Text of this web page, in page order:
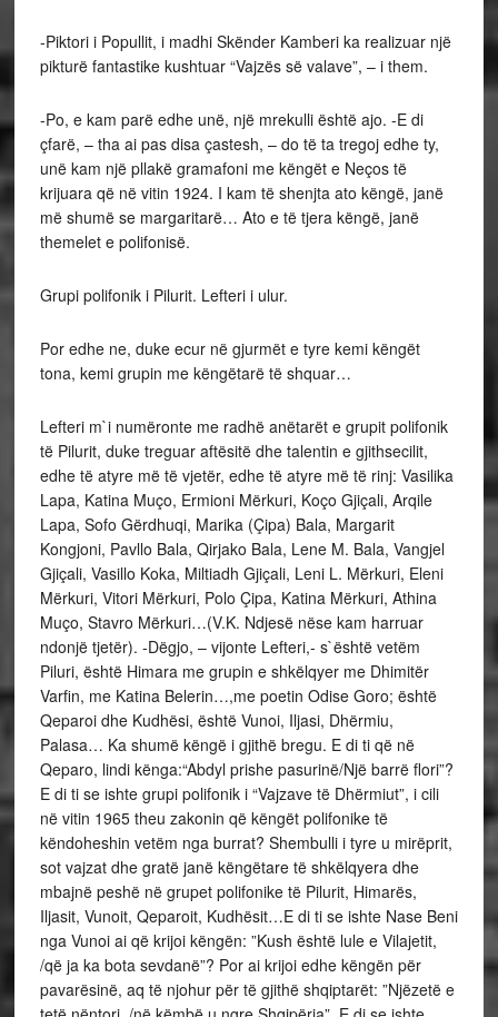
-Piktori i Popullit, i madhi Skënder Kamberi ka realizuar një
pikturë fantastike kushtuar “Vajzës së valave”, – i them.
-Po, e kam parë edhe unë, një mrekulli është ajo. -E di
çfarë, – tha ai pas disa çastesh, – do të ta tregoj edhe ty,
unë kam një pllakë gramafoni me këngët e Neços të
krijuara që në vitin 1924. I kam të shenjta ato këngë, janë
më shumë se margaritarë… Ato e të tjera këngë, janë
themelet e polifonisë.
Grupi polifonik i Pilurit. Lefteri i ulur.
Por edhe ne, duke ecur në gjurmët e tyre kemi këngët
tona, kemi grupin me këngëtarë të shquar…
Lefteri m`i numëronte me radhë anëtarët e grupit polifonik
të Pilurit, duke treguar aftësitë dhe talentin e gjithsecilit,
edhe të atyre më të vjetër, edhe të atyre më të rinj: Vasilika
Lapa, Katina Muço, Ermioni Mërkuri, Koço Gjiçali, Arqile
Lapa, Sofo Gërdhuqi, Marika (Çipa) Bala, Margarit
Kongjoni, Pavllo Bala, Qirjako Bala, Lene M. Bala, Vangjel
Gjiçali, Vasillo Koka, Miltiadh Gjiçali, Leni L. Mërkuri, Eleni
Mërkuri, Vitori Mërkuri, Polo Çipa, Katina Mërkuri, Athina
Muço, Stavro Mërkuri…(V.K. Ndjesë nëse kam harruar
ndonjë tjetër). -Dëgjo, – vijonte Lefteri,- s`është vetëm
Piluri, është Himara me grupin e shkëlqyer me Dhimitër
Varfin, me Katina Belerin…,me poetin Odise Goro; është
Qeparoi dhe Kudhësi, është Vunoi, Iljasi, Dhërmiu,
Palasa… Ka shumë këngë i gjithë bregu. E di ti që në
Qeparo, lindi kënga:“Abdyl prishe pasurinë/Një barrë flori”?
E di ti se ishte grupi polifonik i “Vajzave të Dhërmiut”, i cili
në vitin 1965 theu zakonin që këngët polifonike të
këndoheshin vetëm nga burrat? Shembulli i tyre u mirëprit,
sot vajzat dhe gratë janë këngëtare të shkëlqyera dhe
mbajnë peshë në grupet polifonike të Pilurit, Himarës,
Iljasit, Vunoit, Qeparoit, Kudhësit…E di ti se ishte Nase Beni
nga Vunoi ai që krijoi këngën: ”Kush është lule e Vilajetit,
/që ja ka bota sevdanë”? Por ai krijoi edhe këngën për
pavarësinë, aq të njohur për të gjithë shqiptarët: ”Njëzetë e